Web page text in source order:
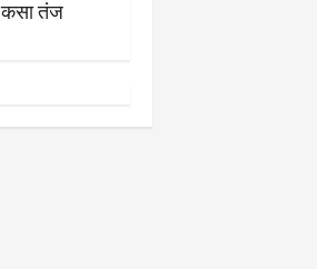
कसा तंज